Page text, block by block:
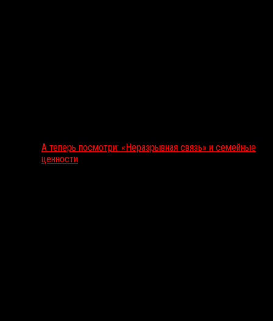
А теперь посмотри: «Неразрывная связь» и семейные
ценности